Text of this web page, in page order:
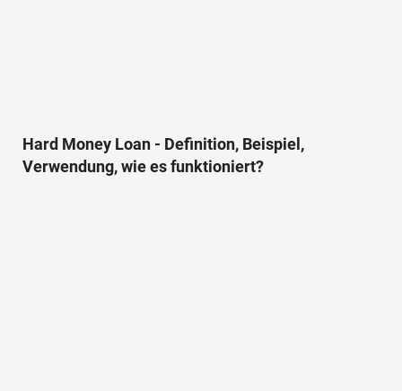
Hard Money Loan - Definition, Beispiel,
Verwendung, wie es funktioniert?